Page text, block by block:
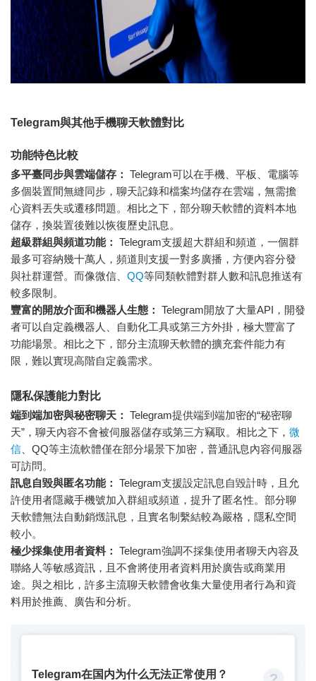
Telegram與其他手機聊天軟體對比
功能特色比較
多平臺同步與雲端儲存： Telegram可以在手機、平板、電腦等
多個裝置間無縫同步，聊天記錄和檔案均儲存在雲端，無需擔
心資料丟失或遷移問題。相比之下，部分聊天軟體的資料本地
儲存，換裝置後難以恢復歷史訊息。
超級群組與頻道功能： Telegram支援超大群組和頻道，一個群
最多可容納幾十萬人，頻道則支援一對多廣播，方便內容分發
與社群運營。而像微信、 QQ等同類軟體對群人數和訊息推送有
較多限制。
豐富的開放介面和機器人生態： Telegram開放了大量API，開發
者可以自定義機器人、自動化工具或第三方外掛，極大豐富了
功能場景。相比之下，部分主流聊天軟體的擴充套件能力有
限，難以實現高階自定義需求。
隱私保護能力對比
端到端加密與秘密聊天： Telegram提供端到端加密的“秘密聊
天”，聊天內容不會被伺服器儲存或第三方竊取。相比之下， 微
信 、QQ等主流軟體僅在部分場景下加密，普通訊息內容伺服器
可訪問。
訊息自毀與匿名功能： Telegram支援設定訊息自毀計時，且允
許使用者隱藏手機號加入群組或頻道，提升了匿名性。部分聊
天軟體無法自動銷燬訊息，且實名制繫結較為嚴格，隱私空間
較小。
極少採集使用者資料： Telegram強調不採集使用者聊天內容及
聯絡人等敏感資訊，且不會將使用者資料用於廣告或商業用
途。與之相比，許多主流聊天軟體會收集大量使用者行為和資
料用於推薦、廣告和分析。
Telegram在国内为什么无法正常使用？